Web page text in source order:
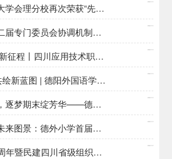
祝贺：凉山开放大学会理分校再次荣获“先进县级分校”荣誉称号 2026/01/14
民建中央召开十二届专门委员会协调机制领导小组第三次会议 2026/01/14
青春赴盛会 逐梦新征程丨四川应用技术职业学院第六次学生代表大会圆满召开 2026/01/12
筑梦“十五五”，共绘新蓝图 | 德阳外国语学校深入学习贯彻党的二十届四中全会精神 2026/01/12
辞旧迎新燃壮志，逐梦期末绽芳华——德外高2024级期末动员会 2026/01/12
以课程为窗，见未来图景：德外小学首届课博会暨第二届财商节盛大开幕 2026/01/12
庆祝民建成立80周年暨民建四川省级组织成立70周年系列活动总结座谈会在成都召开 2026/01/07